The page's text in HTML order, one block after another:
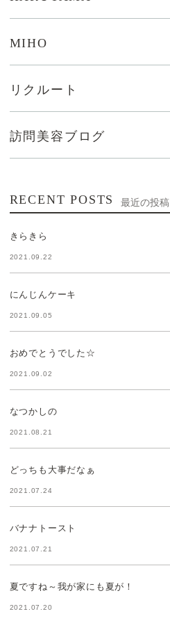
MIHO
リクルート
訪問美容ブログ
RECENT POSTS 最近の投稿
きらきら
2021.09.22
にんじんケーキ
2021.09.05
おめでとうでした☆
2021.09.02
なつかしの
2021.08.21
どっちも大事だなぁ
2021.07.24
バナナトースト
2021.07.21
夏ですね～我が家にも夏が！
2021.07.20